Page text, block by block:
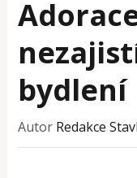
bydlení
Autor Redakce